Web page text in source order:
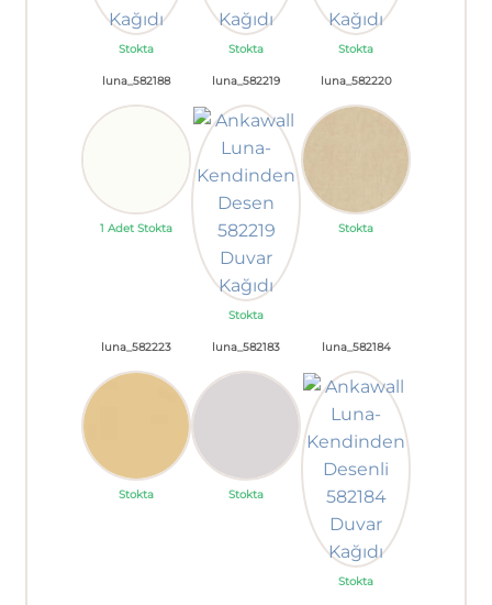
Stokta Stokta Stokta
luna_582188
1 Adet Stokta
luna_582219
Stokta
luna_582220
Stokta
luna_582223
Stokta
luna_582183
Stokta
luna_582184
Stokta